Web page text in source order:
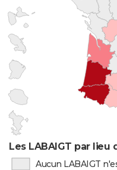
Les LABAIGT par lieu
Aucun LABAIGT